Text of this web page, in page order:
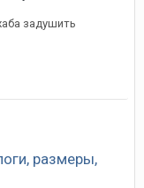
задушить
размеры,